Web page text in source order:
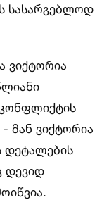
სასარგებლოდ
ვიქტორია
- მან ვიქტორია
დეტალების
დევიდ